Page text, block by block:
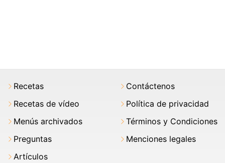
Recetas
Recetas de vídeo
Menús archivados
Preguntas
Artículos
Contáctenos
Política de privacidad
Términos y Condiciones
Menciones legales